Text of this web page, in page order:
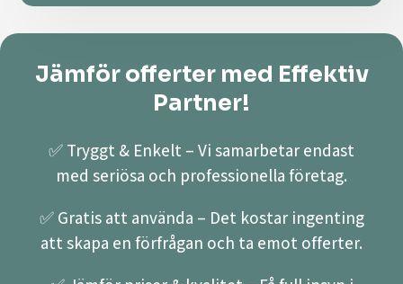
Jämför offerter med Effektiv
Partner!
✅ Tryggt & Enkelt – Vi samarbetar endast
med seriösa och professionella företag.
✅ Gratis att använda – Det kostar ingenting
att skapa en förfrågan och ta emot offerter.